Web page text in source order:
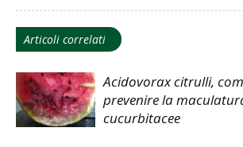
Articoli correlati
Acidovorax citrulli,
prevenire la
cucurbitacee